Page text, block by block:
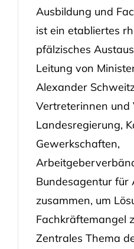
Ausbildung und
ist ein etabliertes
pfälzisches
Leitung von
Alexander
Vertreterinnen und
Landesregierung,
Gewerkschaften,
Bundesagentur für
zusammen, um
Fachkräftemangel
Zentrales Thema